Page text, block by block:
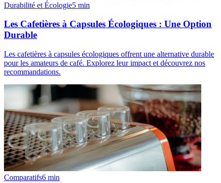
Durabilité et Écologie5 min
Les Cafetières à Capsules Écologiques : Une Option
Durable
Les cafetières à capsules écologiques offrent une alternative durable
pour les amateurs de café. Explorez leur impact et découvrez nos
recommandations.
Comparatifs6 min